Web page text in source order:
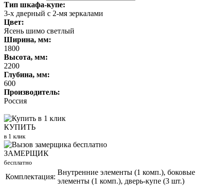
Тип шкафа-купе:
3-х дверный с 2-мя зеркалами
Цвет:
Ясень шимо светлый
Ширина, мм:
1800
Высота, мм:
2200
Глубина, мм:
600
Производитель:
Россия
КУПИТЬ
в 1 клик
ЗАМЕРЩИК
бесплатно
Комплектация:
Внутренние элементы (1 комп.), боковые
элементы (1 комп.), дверь-купе (3 шт.)